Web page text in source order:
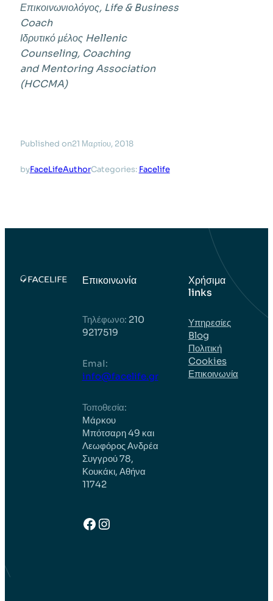
Επικοινωνιολόγος, Life & Business
Coach
Ιδρυτικό μέλος Hellenic
Counseling, Coaching
and Mentoring Association
(HCCMA)
Published on21 Μαρτίου, 2018
byFaceLifeAuthorCategories: Facelife
Επικοινωνία
Τηλέφωνο: 210
9217519
EmaI:
info@facelife.gr
Τοποθεσία:
Μάρκου
Μπότσαρη 49 και
Λεωφόρος Ανδρέα
Συγγρού 78,
Κουκάκι, Αθήνα
11742
Facebook
Instagram
Χρήσιμα
links
Υπηρεσίες
Blog
Πολιτική
Cookies
Επικοινωνία